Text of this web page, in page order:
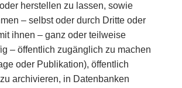
herstellen zu lassen, sowie
– selbst oder durch Dritte oder
ihnen – ganz oder teilweise
– öffentlich zugänglich zu machen
oder Publikation), öffentlich
archivieren, in Datenbanken